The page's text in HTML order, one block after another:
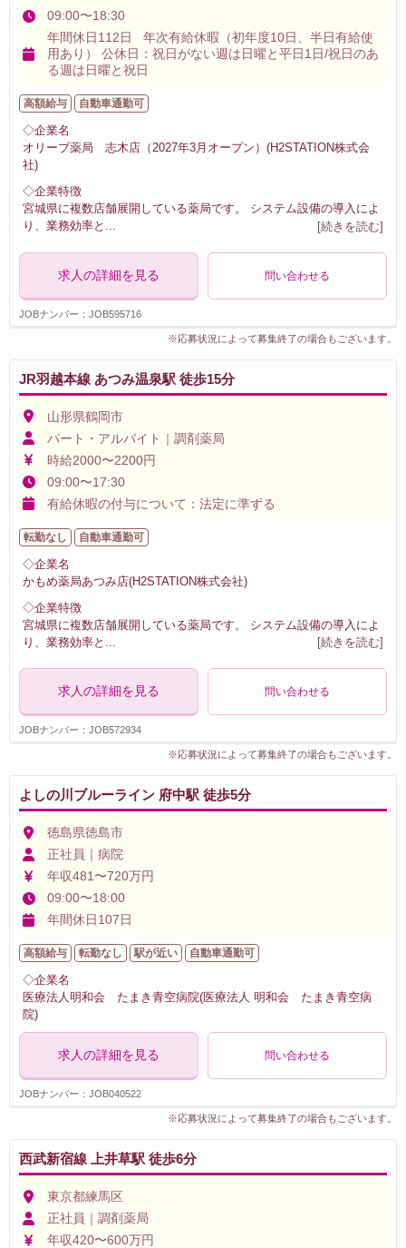
09:00〜18:30
年間休日112日 年次有給休暇（初年度10日、半日有給使
用あり） 公休日：祝日がない週は日曜と平日1日/祝日のあ
る週は日曜と祝日
高額給与 自動車通勤可
◇企業名
オリーブ薬局 志木店（2027年3月オープン）(H2STATION株式会
社)
◇企業特徴
宮城県に複数店舗展開している薬局です。 システム設備の導入によ
り、業務効率と ... [続きを読む]
求人の詳細を見る 問い合わせる
JOBナンバー：JOB595716
※応募状況によって募集終了の場合もございます。
JR羽越本線 あつみ温泉駅 徒歩15分
山形県鶴岡市
パート・アルバイト｜調剤薬局
時給2000〜2200円
09:00〜17:30
有給休暇の付与について：法定に準ずる
転勤なし 自動車通勤可
◇企業名
かもめ薬局あつみ店(H2STATION株式会社)
◇企業特徴
宮城県に複数店舗展開している薬局です。 システム設備の導入によ
り、業務効率と
[続きを読む]
求人の詳細を見る 問い合わせる
JOBナンバー：JOB572934
※応募状況によって募集終了の場合もございます。
よしの川ブルーライン 府中駅 徒歩5分
徳島県徳島市
正社員｜病院
年収481〜720万円
09:00〜18:00
年間休日107日
高額給与 転勤なし 駅が近い 自動車通勤可
◇企業名
医療法人明和会 たまき青空病院(医療法人 明和会 たまき青空病
院)
求人の詳細を見る 問い合わせる
JOBナンバー：JOB040522
※応募状況によって募集終了の場合もございます。
西武新宿線 上井草駅 徒歩6分
東京都練馬区
正社員｜調剤薬局
年収420〜600万円